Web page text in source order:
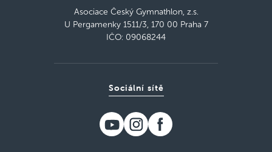
Asociace Český Gymnathlon, z.s.
U Pergamenky 1511/3, 170 00 Praha 7
IČO: 09068244
Sociální sítě